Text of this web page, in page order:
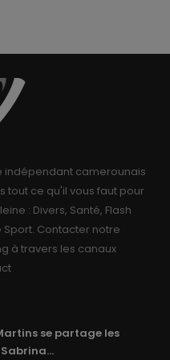
indépendant camerounais
tout ce qu'il vous faut pour
: Divers, Santé, Flash
Sport. Contacter notre
à travers les canaux
se partage les